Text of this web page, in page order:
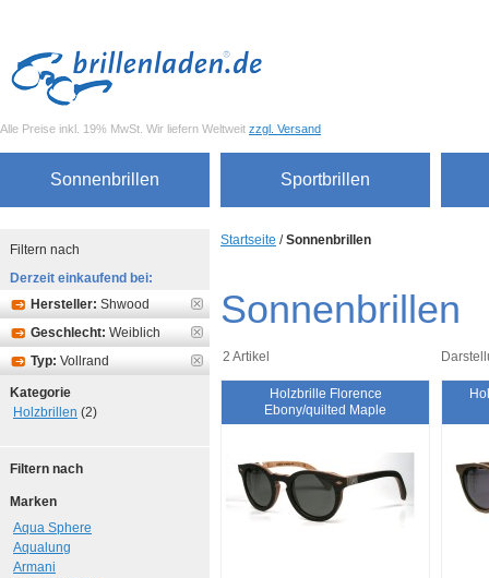
Alle Preise inkl. 19% MwSt. Wir liefern Weltweit zzgl. Versand
Sonnenbrillen Sportbrillen
Startseite /Sonnenbrillen
Sonnenbrillen
2 Artikel
Holzbrille Florence
Ebony/quilted Maple
Filtern nach
Derzeit einkaufend bei:
Hersteller: Shwood
Geschlecht: Weiblich
Typ: Vollrand
Kategorie
Holzbrillen (2)
Filtern nach
Marken
Aqua Sphere
Aqualung
Armani